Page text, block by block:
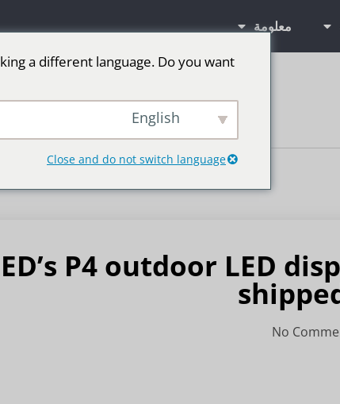
معلومة
شاشات إعلانية LED شاشة LED للمرحلة
P4 outdoor LED
No
a different language. Do you want
Close and do not switch language